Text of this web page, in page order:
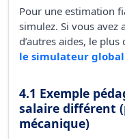
Pour une estimation
simulez. Si vous avez
d’autres aides, le
le simulateur global
4.1 Exemple
salaire différent
mécanique)